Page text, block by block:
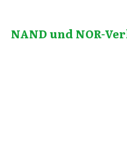
NAND und NOR-